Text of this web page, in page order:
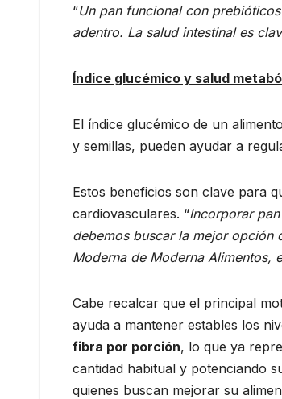
“Un pan funcional con
adentro. La salud intestinal es
Índice glucémico y salud
El índice glucémico de un
y semillas, pueden ayudar a
Estos beneficios son clave para
cardiovasculares. “Incorporar
debemos buscar la mejor opción
Moderna de Moderna Alimentos,
Cabe recalcar que el principal
ayuda a mantener estables los
fibra por porción, lo que ya
cantidad habitual y potenciando
quienes buscan mejorar su